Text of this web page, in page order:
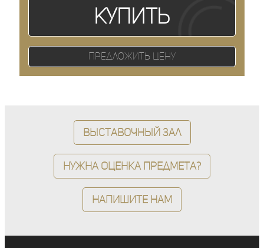
Купить
Предложить цену
Выставочный зал
Нужна оценка предмета?
Напишите нам